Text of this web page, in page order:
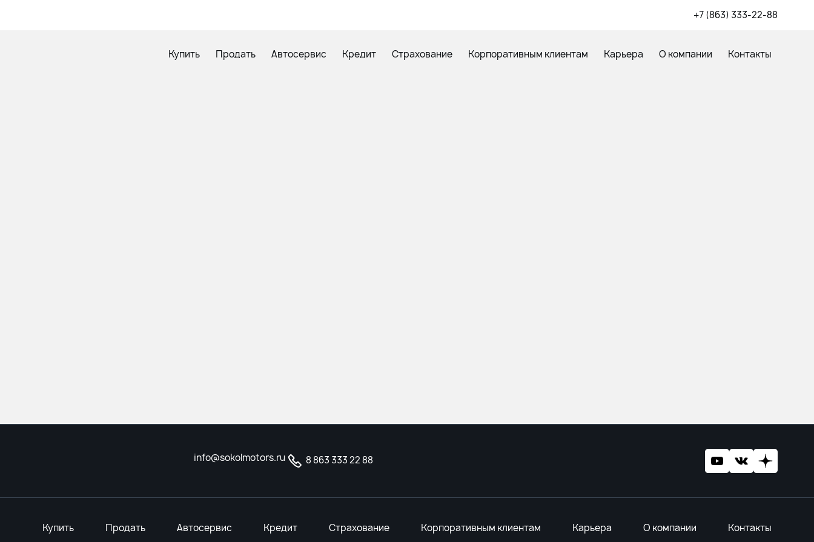
+7 (863) 333-22-88
Купить Продать Автосервис Кредит Страхование Корпоративным клиентам Карьера О компании Контакты
info@sokolmotors.ru 8 863 333 22 88
Купить Продать Автосервис Кредит Страхование Корпоративным клиентам Карьера О компании Контакты